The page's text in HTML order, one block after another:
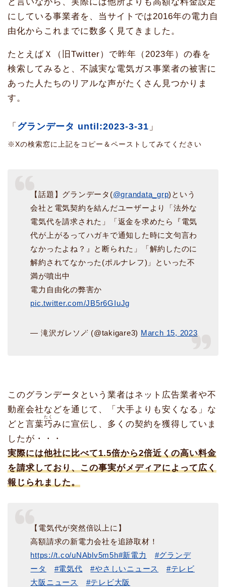
と言いながら、実際には他所よりも高額な料金設定
にしている事業者を、当サイトでは2016年の電力自
由化からこれまでに数多く見てきました。
たとえばＸ（旧Twitter）で昨年（2023年）の春を
検索してみると、不誠実な電気ガス事業者の被害に
あった人たちのリアルな声がたくさん見つかりま
す。
「 グランデータ until:2023-3-31 」
※Xの検索窓に上記をコピー＆ペーストしてみてください
【話題】グランデータ(@grandata_grp)という
会社と電気契約を結んだユーザーより「法外な
電気代を請求された」「返金を求めたら『電気
代が上がるってハガキで通知した時に文句言わ
なかったよね？』と断られた」「解約したのに
解約されてなかった(ポルナレフ)」といった不
満が噴出中
電力自由化の弊害か
pic.twitter.com/JB5r6GIuJg
— 滝沢ガレソ🪄 (@takigare3) March 15, 2023
このグランデータという業者はネット広告業者や不
動産会社などを通じて、「大手よりも安くなる」な
どと言葉巧
たく
みに宣伝し、多くの契約を獲得していま
したが・・・
実際には他社に比べて1.5倍から2倍近くの高い料金
を請求しており、この事実がメディアによって広く
報じられました。
【電気代が突然倍以上に】
高額請求の新電力会社を追跡取材！
https://t.co/uNAblv5m5h#新電力
#グランデ
ータ
#電気代 #やさしいニュース
#テレビ
大阪ニュース
#テレビ大阪